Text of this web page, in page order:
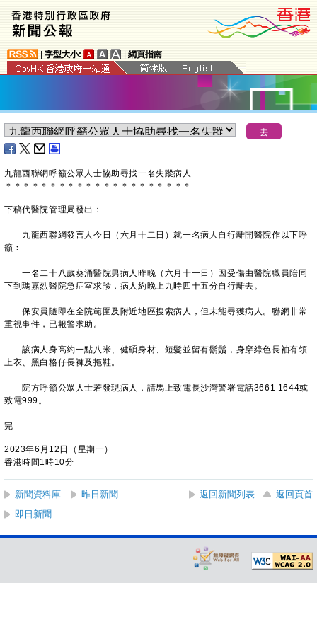
字型大小: 網頁指南
​九龍西聯網呼籲公眾人士協助尋找一名失蹤病人
＊ ＊ ＊ ＊ ＊ ＊ ＊ ＊ ＊ ＊ ＊ ＊ ＊ ＊ ＊ ＊ ＊ ＊ ＊ ＊ ＊
下稿代醫院管理局發出：
九龍西聯網發言人今日（六月十二日）就一名病人自行離開醫院作以下呼
籲︰
一名二十八歲葵涌醫院男病人昨晚（六月十一日）因受傷由醫院職員陪同
下到瑪嘉烈醫院急症室求診，病人約晚上九時四十五分自行離去。
保安員隨即在全院範圍及附近地區搜索病人，但未能尋獲病人。聯網非常
重視事件，已報警求助。
該病人身高約一點八米、健碩身材、短髮並留有鬍鬚，身穿綠色長袖有領
上衣、黑白格仔長褲及拖鞋。
院方呼籲公眾人士若發現病人，請馬上致電長沙灣警署電話3661 1644或
致電999。
完
2023年6月12日（星期一）
香港時間1時10分
新聞資料庫 昨日新聞 返回新聞列表
返回頁首
即日新聞